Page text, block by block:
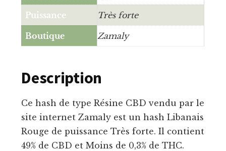
Puissance Très forte
Boutique Zamaly
Description
Ce hash de type Résine CBD vendu par le
site internet Zamaly est un hash Libanais
Rouge de puissance Très forte. Il contient
49% de CBD et Moins de 0,3% de THC.